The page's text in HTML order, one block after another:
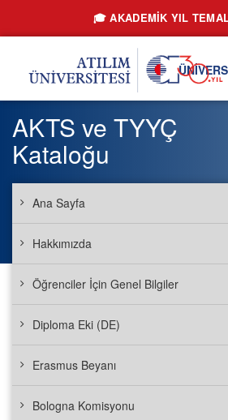
🎓 AKADEMİK YIL
AKTS ve TYYÇ
Kataloğu
Ana Sayfa
Hakkımızda
Öğrenciler İçin Genel Bilgiler
Diploma Eki (DE)
Erasmus Beyanı
Bologna Komisyonu